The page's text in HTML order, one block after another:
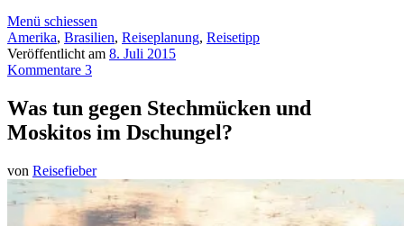
Menü schiessen
Amerika, Brasilien, Reiseplanung, Reisetipp
Veröffentlicht am 8. Juli 2015
Kommentare 3
Was tun gegen Stechmücken und
Moskitos im Dschungel?
von Reisefieber